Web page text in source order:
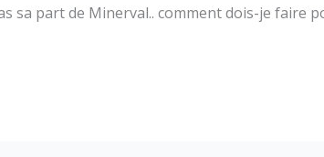
sa part de Minerval.. comment dois-je faire